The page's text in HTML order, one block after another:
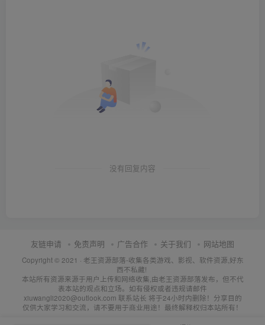
没有回复内容
友链申请 免责声明 广告合作 关于我们 网站地图
Copyright © 2021 · 老王资源部落-收集各类游戏、影视、软件资源,好东
西不私藏!
本站所有资源来源于用户上传和网络收集,由老王资源部落发布，但不代
表本站的观点和立场。如有侵权或者违规请邮件
xiuwangli2020@outlook.com 联系站长 将于24小时内删除！分享目的
仅供大家学习和交流，请不要用于商业用途！最终解释权归本站所有！